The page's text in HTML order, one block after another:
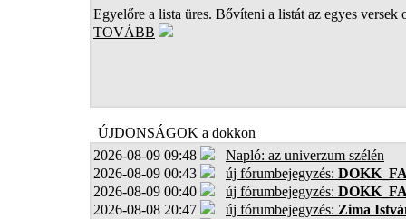
Egyelőre a lista üres. Bővíteni a listát az egyes versek
TOVÁBB
ÚJDONSÁGOK a dokkon
2026-08-09 09:48
Napló: az univerzum szélén
2026-08-09 00:43
új fórumbejegyzés:
2026-08-09 00:40
új fórumbejegyzés:
2026-08-08 20:47
új fórumbejegyzés: Zima